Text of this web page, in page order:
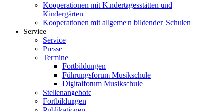
Kooperationen mit Kindertagesstätten und
Kindergärten
Kooperationen mit allgemein bildenden Schulen
Service
Service
Presse
Termine
Fortbildungen
Führungsforum Musikschule
Digitalforum Musikschule
Stellenangebote
Fortbildungen